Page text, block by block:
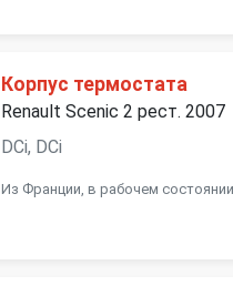
Корпус термостата
Renault Scenic 2 рест. 2007
DCi, DCi
Из Франции, в рабочем